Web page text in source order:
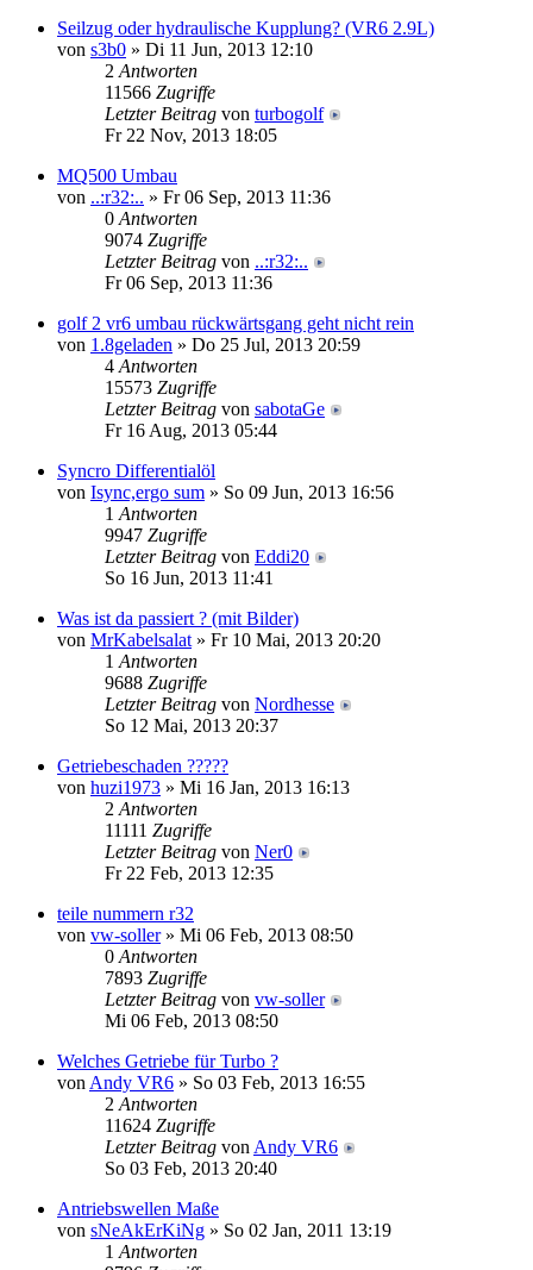
Seilzug oder hydraulische Kupplung? (VR6 2.9L)
von s3b0 » Di 11 Jun, 2013 12:10
2 Antworten
11566 Zugriffe
Letzter Beitrag von turbogolf
Fr 22 Nov, 2013 18:05
MQ500 Umbau
von ..:r32:.. » Fr 06 Sep, 2013 11:36
0 Antworten
9074 Zugriffe
Letzter Beitrag von ..:r32:..
Fr 06 Sep, 2013 11:36
golf 2 vr6 umbau rückwärtsgang geht nicht rein
von 1.8geladen » Do 25 Jul, 2013 20:59
4 Antworten
15573 Zugriffe
Letzter Beitrag von sabotaGe
Fr 16 Aug, 2013 05:44
Syncro Differentialöl
von Isync,ergo sum » So 09 Jun, 2013 16:56
1 Antworten
9947 Zugriffe
Letzter Beitrag von Eddi20
So 16 Jun, 2013 11:41
Was ist da passiert ? (mit Bilder)
von MrKabelsalat » Fr 10 Mai, 2013 20:20
1 Antworten
9688 Zugriffe
Letzter Beitrag von Nordhesse
So 12 Mai, 2013 20:37
Getriebeschaden ?????
von huzi1973 » Mi 16 Jan, 2013 16:13
2 Antworten
11111 Zugriffe
Letzter Beitrag von Ner0
Fr 22 Feb, 2013 12:35
teile nummern r32
von vw-soller» Mi 06 Feb, 2013 08:50
0 Antworten
7893 Zugriffe
Letzter Beitrag von vw-soller
Mi 06 Feb, 2013 08:50
Welches Getriebe für Turbo ?
von Andy VR6 » So 03 Feb, 2013 16:55
2 Antworten
11624 Zugriffe
Letzter Beitrag von Andy VR6
So 03 Feb, 2013 20:40
Antriebswellen Maße
von sNeAkErKiNg » So 02 Jan, 2011 13:19
1 Antworten